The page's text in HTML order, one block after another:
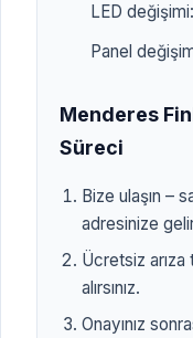
LED
Panel
Menderes
Süreci
Bize ulaşın –
adresinize
Ücretsiz
alırsınız.
Onayınız